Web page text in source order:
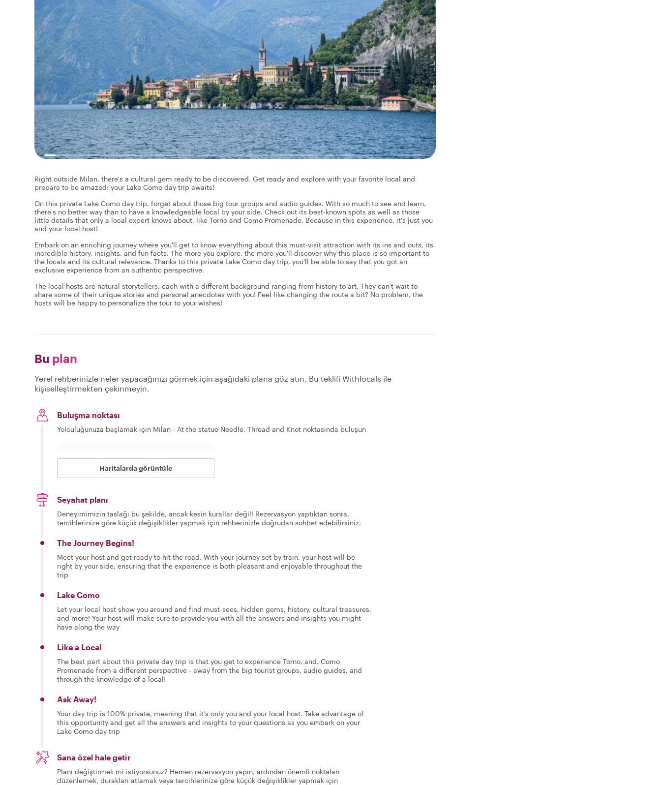
Right outside Milan, there's a cultural gem ready to be discovered. Get ready and explore with your favorite local and
prepare to be amazed; your Lake Como day trip awaits!
On this private Lake Como day trip, forget about those big tour groups and audio guides. With so much to see and learn,
there's no better way than to have a knowledgeable local by your side. Check out its best-known spots as well as those
little details that only a local expert knows about, like Torno and Como Promenade. Because in this experience, it's just you
and your local host!
Embark on an enriching journey where you'll get to know everything about this must-visit attraction with its ins and outs, its
incredible history, insights, and fun facts. The more you explore, the more you'll discover why this place is so important to
the locals and its cultural relevance. Thanks to this private Lake Como day trip, you'll be able to say that you got an
exclusive experience from an authentic perspective.
The local hosts are natural storytellers, each with a different background ranging from history to art. They can't wait to
share some of their unique stories and personal anecdotes with you! Feel like changing the route a bit? No problem, the
hosts will be happy to personalize the tour to your wishes!
Bu plan
Yerel rehberinizle neler yapacağınızı görmek için aşağıdaki plana göz atın. Bu teklifi Withlocals ile
kişiselleştirmekten çekinmeyin.
Buluşma noktası
Yolculuğunuza başlamak için Milan - At the statue Needle, Thread and Knot noktasında buluşun
Haritalarda görüntüle
Seyahat planı
Deneyimimizin taslağı bu şekilde, ancak kesin kurallar değil! Rezervasyon yaptıktan sonra,
tercihlerinize göre küçük değişiklikler yapmak için rehberinizle doğrudan sohbet edebilirsiniz.
The Journey Begins!
Meet your host and get ready to hit the road. With your journey set by train, your host will be
right by your side, ensuring that the experience is both pleasant and enjoyable throughout the
trip
Lake Como
Let your local host show you around and find must-sees, hidden gems, history, cultural treasures,
and more! Your host will make sure to provide you with all the answers and insights you might
have along the way
Like a Local
The best part about this private day trip is that you get to experience Torno, and, Como
Promenade from a different perspective - away from the big tourist groups, audio guides, and
through the knowledge of a local!
Ask Away!
Your day trip is 100% private, meaning that it’s only you and your local host. Take advantage of
this opportunity and get all the answers and insights to your questions as you embark on your
Lake Como day trip
Sana özel hale getir
Planı değiştirmek mi istiyorsunuz? Hemen rezervasyon yapın, ardından önemli noktaları
düzenlemek, durakları atlamak veya tercihlerinize göre küçük değişiklikler yapmak için